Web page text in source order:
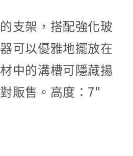
支架，搭配強化玻
可以優雅地擺放在
中的溝槽可隱藏揚
販售。高度：7"